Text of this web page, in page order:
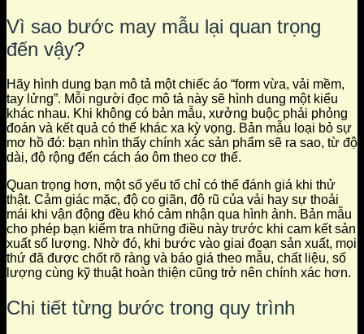
Vì sao bước may mẫu lại quan trọng
đến vậy?
Hãy hình dung bạn mô tả một chiếc áo “form vừa, vải mềm,
tay lửng”. Mỗi người đọc mô tả này sẽ hình dung một kiểu
khác nhau. Khi không có bản mẫu, xưởng buộc phải phỏng
đoán và kết quả có thể khác xa kỳ vọng. Bản mẫu loại bỏ sự
mơ hồ đó: bạn nhìn thấy chính xác sản phẩm sẽ ra sao, từ độ
dài, độ rộng đến cách áo ôm theo cơ thể.
Quan trọng hơn, một số yếu tố chỉ có thể đánh giá khi thử
thật. Cảm giác mặc, độ co giãn, độ rũ của vải hay sự thoải
mái khi vận động đều khó cảm nhận qua hình ảnh. Bản mẫu
cho phép bạn kiểm tra những điều này trước khi cam kết sản
xuất số lượng. Nhờ đó, khi bước vào giai đoạn sản xuất, mọi
thứ đã được chốt rõ ràng và báo giá theo mẫu, chất liệu, số
lượng cùng kỹ thuật hoàn thiện cũng trở nên chính xác hơn.
Chi tiết từng bước trong quy trình